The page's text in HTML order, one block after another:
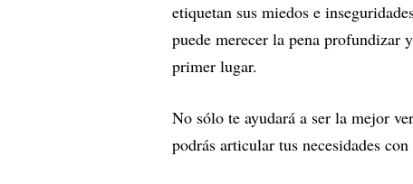
etiquetan sus miedos e
puede merecer la pena profundizar
primer lugar.
No sólo te ayudará a ser la mejor
podrás articular tus necesidades